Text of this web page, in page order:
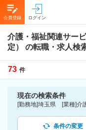
会員登録 ログイン
介護・福祉関連サー
定）
の転職・求人検
73 件
現在の検索条件
条件の変更